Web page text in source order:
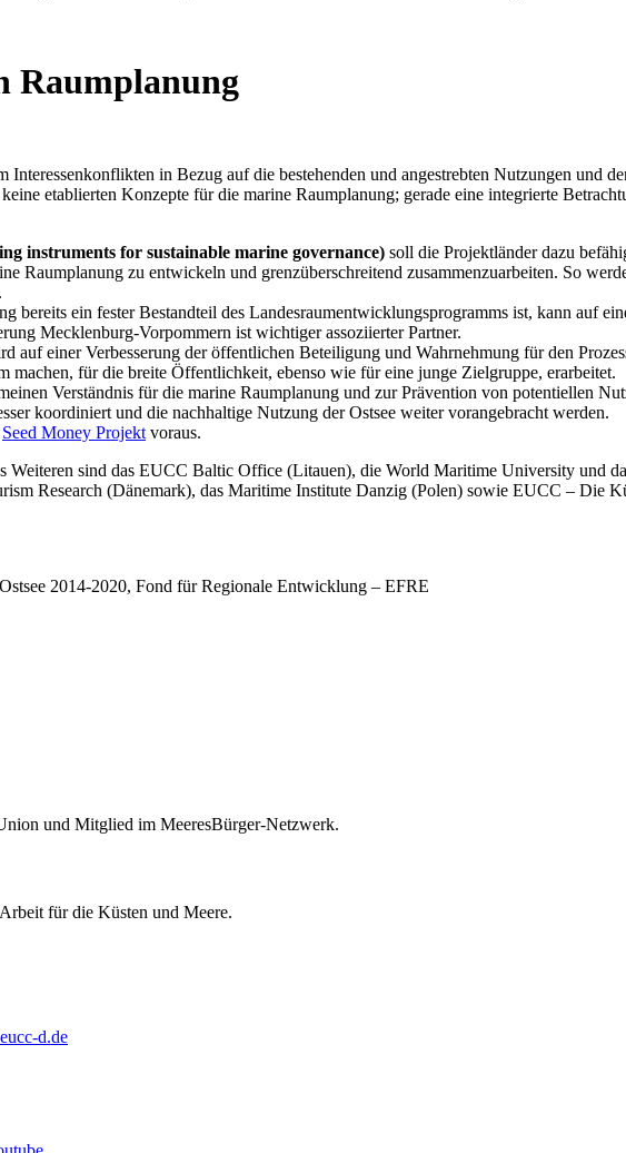
Raumplanung
in Bezug auf die bestehenden und angestrebten Nutzungen und
etablierten Konzepte für die marine Raumplanung; gerade eine integrierte
instruments for sustainable marine governance) soll die Projektländer dazu
Raumplanung zu entwickeln und grenzüberschreitend zusammenzuarbeiten. So
bereits ein fester Bestandteil des Landesraumentwicklungsprogramms ist, kann auf
Mecklenburg-Vorpommern ist wichtiger assoziierter Partner.
einer Verbesserung der öffentlichen Beteiligung und Wahrnehmung für den
machen, für die breite Öffentlichkeit, ebenso wie für eine junge Zielgruppe, erarbeitet.
Verständnis für die marine Raumplanung und zur Prävention von potentiellen
koordiniert und die nachhaltige Nutzung der Ostsee weiter vorangebracht werden.
Seed Money Projekt voraus.
Weiteren sind das EUCC Baltic Office (Litauen), die World Maritime University und
Research (Dänemark), das Maritime Institute Danzig (Polen) sowie EUCC – Die
2014-2020, Fond für Regionale Entwicklung – EFRE
und Mitglied im MeeresBürger-Netzwerk.
für die Küsten und Meere.
d.de